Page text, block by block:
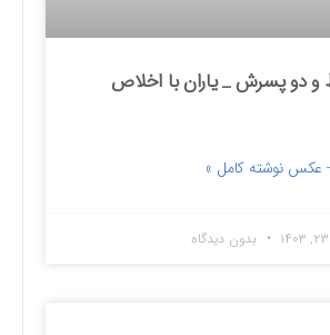
و دو پسرش _ یاران با اخلاص
عکس نوشته کامل »
بدون دیدگاه